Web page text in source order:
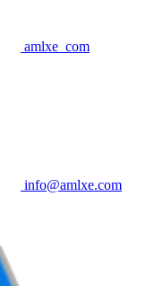
amlxe_com
info@amlxe.com